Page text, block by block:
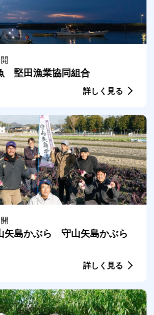
堅田漁業協同組合
詳しく見る
島かぶら 守山矢島かぶら
詳しく見る